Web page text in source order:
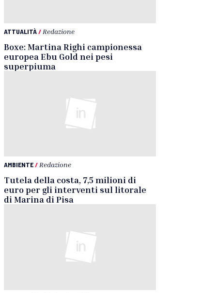
ATTUALITÀ/ Redazione
Boxe: Martina Righi campionessa
europea Ebu Gold nei pesi
superpiuma
AMBIENTE/ Redazione
Tutela della costa, 7,5 milioni di
euro per gli interventi sul litorale
di Marina di Pisa